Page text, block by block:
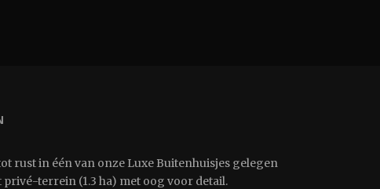
rust in één van onze Luxe Buitenhuisjes gelegen
terrein (1.3 ha) met oog voor detail.